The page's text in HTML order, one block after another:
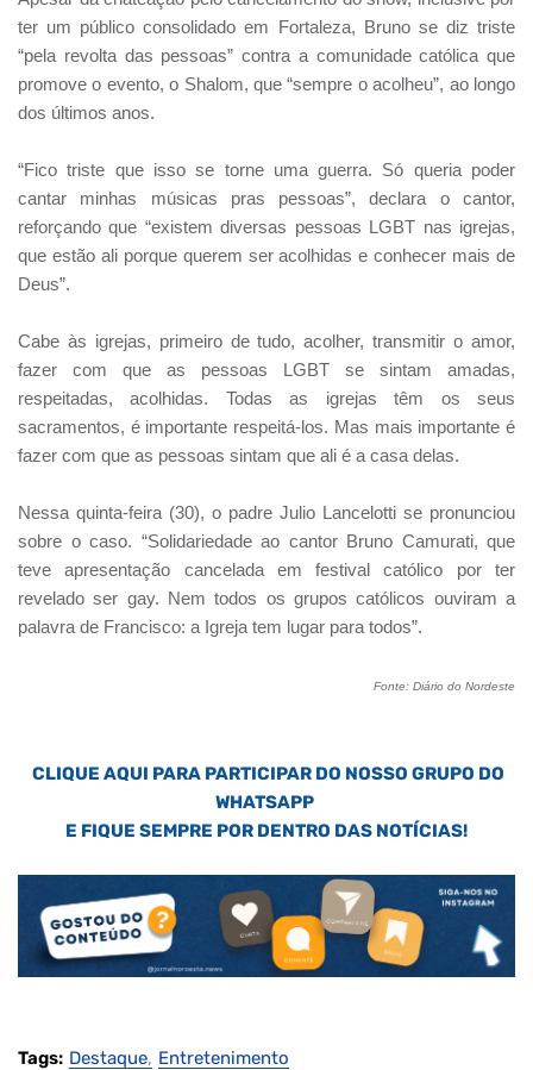
ter um público consolidado em Fortaleza, Bruno se diz triste
“pela revolta das pessoas” contra a comunidade católica que
promove o evento, o Shalom, que “sempre o acolheu”, ao longo
dos últimos anos.
“Fico triste que isso se torne uma guerra. Só queria poder
cantar minhas músicas pras pessoas”, declara o cantor,
reforçando que “existem diversas pessoas LGBT nas igrejas,
que estão ali porque querem ser acolhidas e conhecer mais de
Deus”.
Cabe às igrejas, primeiro de tudo, acolher, transmitir o amor,
fazer com que as pessoas LGBT se sintam amadas,
respeitadas, acolhidas. Todas as igrejas têm os seus
sacramentos, é importante respeitá-los. Mas mais importante é
fazer com que as pessoas sintam que ali é a casa delas.
Nessa quinta-feira (30), o padre Julio Lancelotti se pronunciou
sobre o caso. “Solidariedade ao cantor Bruno Camurati, que
teve apresentação cancelada em festival católico por ter
revelado ser gay. Nem todos os grupos católicos ouviram a
palavra de Francisco: a Igreja tem lugar para todos”.
Fonte: Diário do Nordeste
CLIQUE AQUI PARA PARTICIPAR DO NOSSO GRUPO DO
WHATSAPP
E FIQUE SEMPRE POR DENTRO DAS NOTÍCIAS!
Tags: Destaque Entretenimento